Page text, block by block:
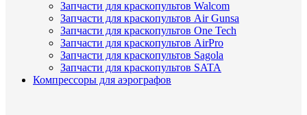
Запчасти для краскопультов Walcom
Запчасти для краскопультов Air Gunsa
Запчасти для краскопультов One Tech
Запчасти для краскопультов AirPro
Запчасти для краскопультов Sagola
Запчасти для краскопультов SATA
Компрессоры для аэрографов